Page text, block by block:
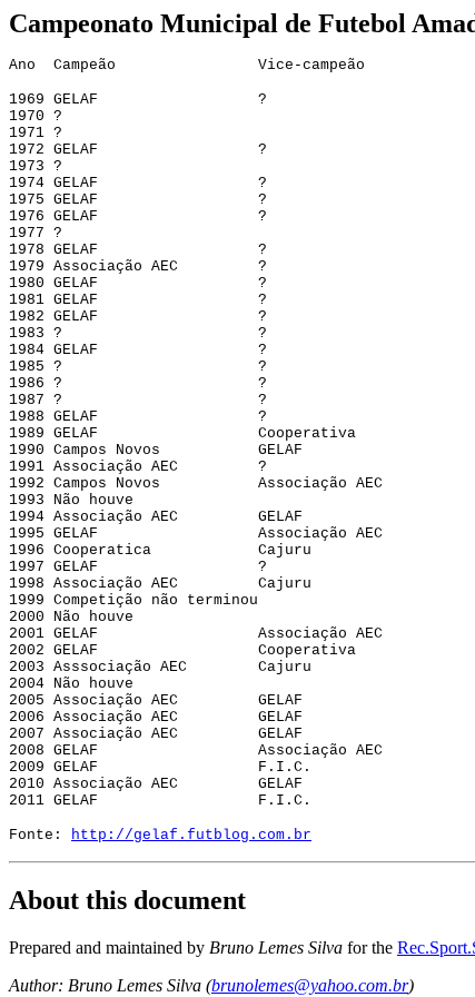
Campeonato Municipal de Futebol
Ano Campeão Vice-campeão
1969 GELAF ?
1970 ?
1971 ?
1972 GELAF ?
1973 ?
1974 GELAF ?
1975 GELAF ?
1976 GELAF ?
1977 ?
1978 GELAF ?
1979 Associação AEC ?
1980 GELAF ?
1981 GELAF ?
1982 GELAF ?
1983 ? ?
1984 GELAF ?
1985 ? ?
1986 ? ?
1987 ? ?
1988 GELAF ?
1989 GELAF Cooperativa
1990 Campos Novos GELAF
1991 Associação AEC ?
1992 Campos Novos Associação AEC
1993 Não houve
1994 Associação AEC GELAF
1995 GELAF Associação AEC
1996 Cooperatica Cajuru
1997 GELAF ?
1998 Associação AEC Cajuru
1999 Competição não terminou
2000 Não houve
2001 GELAF Associação AEC
2002 GELAF Cooperativa
2003 Asssociação AEC Cajuru
2004 Não houve
2005 Associação AEC GELAF
2006 Associação AEC GELAF
2007 Associação AEC GELAF
2008 GELAF Associação AEC
2009 GELAF F.I.C.
2010 Associação AEC GELAF
2011 GELAF F.I.C.
Fonte: http://gelaf.futblog.com.br
About this document
Prepared and maintained by Bruno Lemes Silva for the
Author: Bruno Lemes Silva (brunolemes@yahoo.com.br)